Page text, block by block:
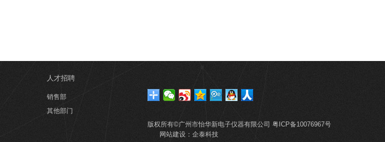
人才招聘
销售部
其他部门
版权所有©广州市怡华新电子仪器有限公司 粤ICP备10076967号
网站建设 ： 企泰科技